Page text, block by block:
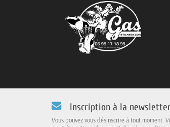
Inscription à la
Vous pouvez vous désinscrire à tout moment.